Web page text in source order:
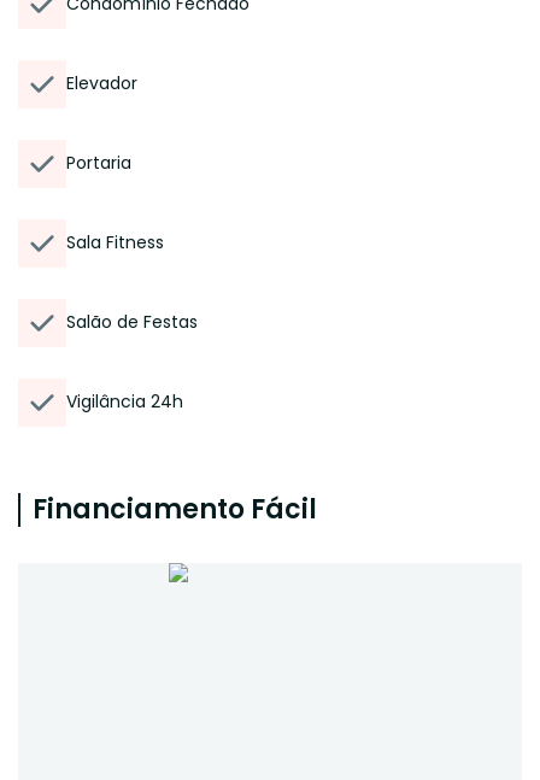
Elevador
Portaria
Sala Fitness
Salão de Festas
Vigilância 24h
Financiamento Fácil